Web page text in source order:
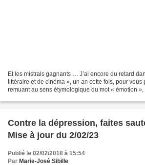
Et les mistrals gagnants … J’ai encore du retard
littéraire et de cinéma », un an cette fois, pour vous
remuant au sens étymologique du mot « émotion »,
Contre la dépression, faites
Mise à jour du 2/02/23
Publié le 02/02/2018 à 15:54
Par Marie-José Sibille